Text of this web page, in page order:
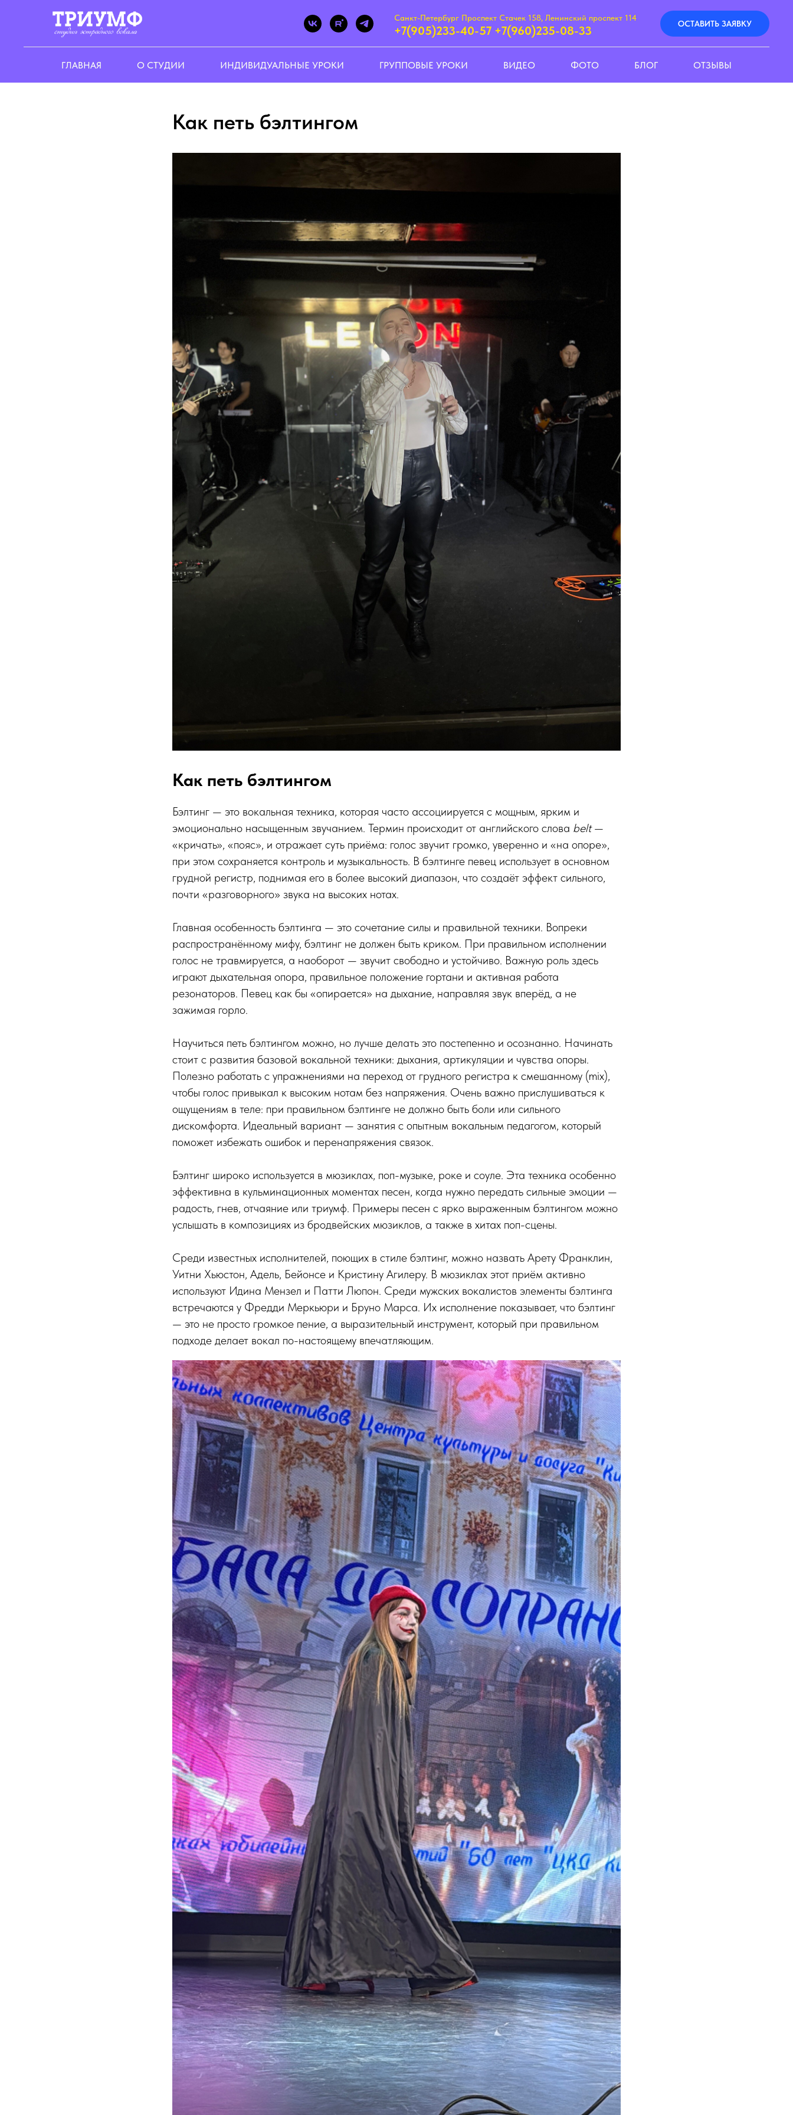
Санкт-Петербург Проспект Стачек 158, Ленинский проспект 114
+7(905)233-40-57 +7(960)235-08-33
ОСТАВИТЬ ЗАЯВКУ
ГЛАВНАЯ О СТУДИИ ИНДИВИДУАЛЬНЫЕ УРОКИ ГРУППОВЫЕ УРОКИ ВИДЕО ФОТО БЛОГ ОТЗЫВЫ
Как петь бэлтингом
Как петь бэлтингом
Бэлтинг — это вокальная техника, которая часто ассоциируется с мощным, ярким и
эмоционально насыщенным звучанием. Термин происходит от английского слова belt—
«кричать», «пояс», и отражает суть приёма: голос звучит громко, уверенно и «на опоре»,
при этом сохраняется контроль и музыкальность. В бэлтинге певец использует в основном
грудной регистр, поднимая его в более высокий диапазон, что создаёт эффект сильного,
почти «разговорного» звука на высоких нотах.
Главная особенность бэлтинга — это сочетание силы и правильной техники. Вопреки
распространённому мифу, бэлтинг не должен быть криком. При правильном исполнении
голос не травмируется, а наоборот — звучит свободно и устойчиво. Важную роль здесь
играют дыхательная опора, правильное положение гортани и активная работа
резонаторов. Певец как бы «опирается» на дыхание, направляя звук вперёд, а не
зажимая горло.
Научиться петь бэлтингом можно, но лучше делать это постепенно и осознанно. Начинать
стоит с развития базовой вокальной техники: дыхания, артикуляции и чувства опоры.
Полезно работать с упражнениями на переход от грудного регистра к смешанному (mix),
чтобы голос привыкал к высоким нотам без напряжения. Очень важно прислушиваться к
ощущениям в теле: при правильном бэлтинге не должно быть боли или сильного
дискомфорта. Идеальный вариант — занятия с опытным вокальным педагогом, который
поможет избежать ошибок и перенапряжения связок.
Бэлтинг широко используется в мюзиклах, поп-музыке, роке и соуле. Эта техника особенно
эффективна в кульминационных моментах песен, когда нужно передать сильные эмоции —
радость, гнев, отчаяние или триумф. Примеры песен с ярко выраженным бэлтингом можно
услышать в композициях из бродвейских мюзиклов, а также в хитах поп-сцены.
Среди известных исполнителей, поющих в стиле бэлтинг, можно назвать Арету Франклин,
Уитни Хьюстон, Адель, Бейонсе и Кристину Агилеру. В мюзиклах этот приём активно
используют Идина Мензел и Патти Люпон. Среди мужских вокалистов элементы бэлтинга
встречаются у Фредди Меркьюри и Бруно Марса. Их исполнение показывает, что бэлтинг
— это не просто громкое пение, а выразительный инструмент, который при правильном
подходе делает вокал по-настоящему впечатляющим.